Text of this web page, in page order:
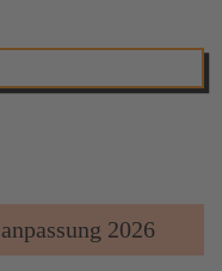
2026